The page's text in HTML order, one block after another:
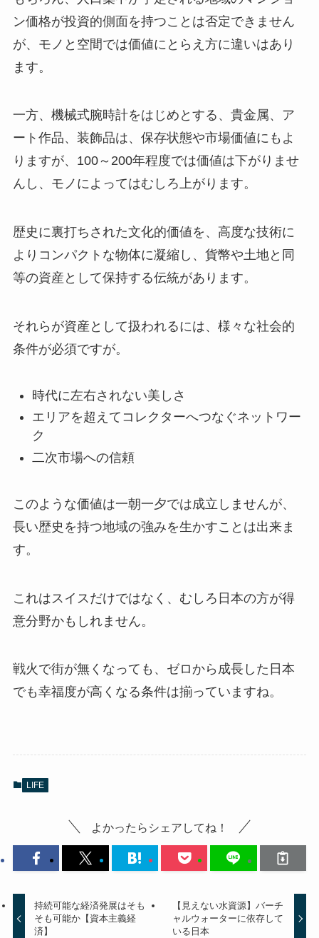
ン価格が投資的側面を持つことは否定できません
が、モノと空間では価値にとらえ方に違いはあり
ます。
一方、機械式腕時計をはじめとする、貴金属、ア
ート作品、装飾品は、保存状態や市場価値にもよ
りますが、100～200年程度では価値は下がりませ
んし、モノによってはむしろ上がります。
歴史に裏打ちされた文化的価値を、高度な技術に
よりコンパクトな物体に凝縮し、貨幣や土地と同
等の資産として保持する伝統があります。
それらが資産として扱われるには、様々な社会的
条件が必須ですが。
時代に左右されない美しさ
エリアを超えてコレクターへつなぐネットワー
ク
二次市場への信頼
このような価値は一朝一夕では成立しませんが、
長い歴史を持つ地域の強みを生かすことは出来ま
す。
これはスイスだけではなく、むしろ日本の方が得
意分野かもしれません。
戦火で街が無くなっても、ゼロから成長した日本
でも幸福度が高くなる条件は揃っていますね。
LIFE
よかったらシェアしてね！
持続可能な経済発展はそも
そも可能か【資本主義経
済】
【見えない水資源】バーチ
ャルウォーターに依存して
いる日本